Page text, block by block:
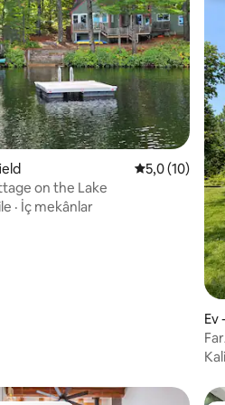
puan, 16 değerlendirme5 üzerinden
5,0 (10)
on the Lake
· İç mekânlar
Ev